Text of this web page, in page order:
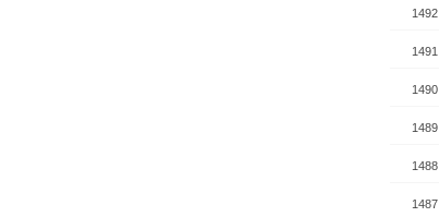
1492
1491
1490
1489
1488
1487